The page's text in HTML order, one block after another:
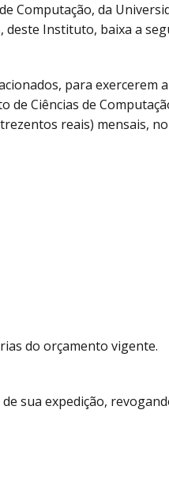
Computação, da
deste Instituto, baixa a
para exercerem
de Ciências de
reais) mensais, no
do orçamento vigente.
sua expedição,